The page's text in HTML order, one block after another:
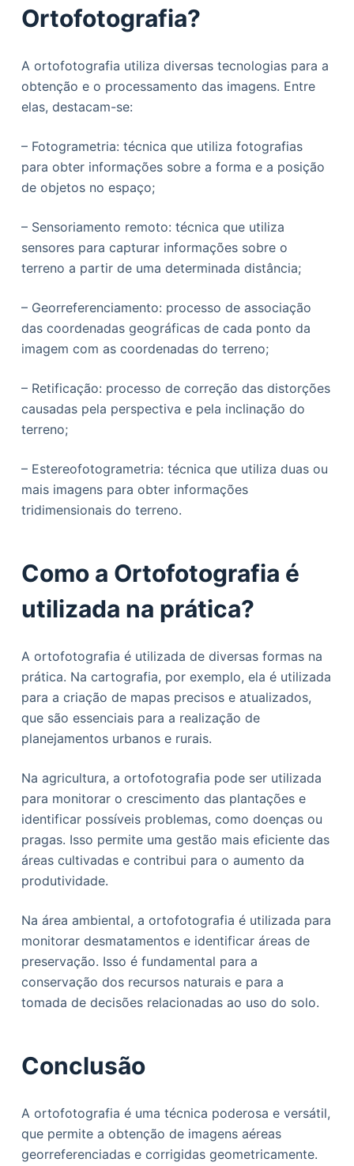
Ortofotografia?
A ortofotografia utiliza diversas tecnologias para a
obtenção e o processamento das imagens. Entre
elas, destacam-se:
– Fotogrametria: técnica que utiliza fotografias
para obter informações sobre a forma e a posição
de objetos no espaço;
– Sensoriamento remoto: técnica que utiliza
sensores para capturar informações sobre o
terreno a partir de uma determinada distância;
– Georreferenciamento: processo de associação
das coordenadas geográficas de cada ponto da
imagem com as coordenadas do terreno;
– Retificação: processo de correção das distorções
causadas pela perspectiva e pela inclinação do
terreno;
– Estereofotogrametria: técnica que utiliza duas ou
mais imagens para obter informações
tridimensionais do terreno.
Como a Ortofotografia é
utilizada na prática?
A ortofotografia é utilizada de diversas formas na
prática. Na cartografia, por exemplo, ela é utilizada
para a criação de mapas precisos e atualizados,
que são essenciais para a realização de
planejamentos urbanos e rurais.
Na agricultura, a ortofotografia pode ser utilizada
para monitorar o crescimento das plantações e
identificar possíveis problemas, como doenças ou
pragas. Isso permite uma gestão mais eficiente das
áreas cultivadas e contribui para o aumento da
produtividade.
Na área ambiental, a ortofotografia é utilizada para
monitorar desmatamentos e identificar áreas de
preservação. Isso é fundamental para a
conservação dos recursos naturais e para a
tomada de decisões relacionadas ao uso do solo.
Conclusão
A ortofotografia é uma técnica poderosa e versátil,
que permite a obtenção de imagens aéreas
georreferenciadas e corrigidas geometricamente.